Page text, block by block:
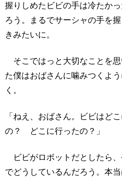
握りしめたビビの手は冷たか
ろう。まるでサーシャの手を握
きみたいに。
そこではっと大切なことを思
た僕はおばさんに噛みつくよ
く。
「ねえ、おばさん。ビビはど
の？ どこに行ったの？」
ビビがロボットだとしたら、
でどうしているんだろう。本